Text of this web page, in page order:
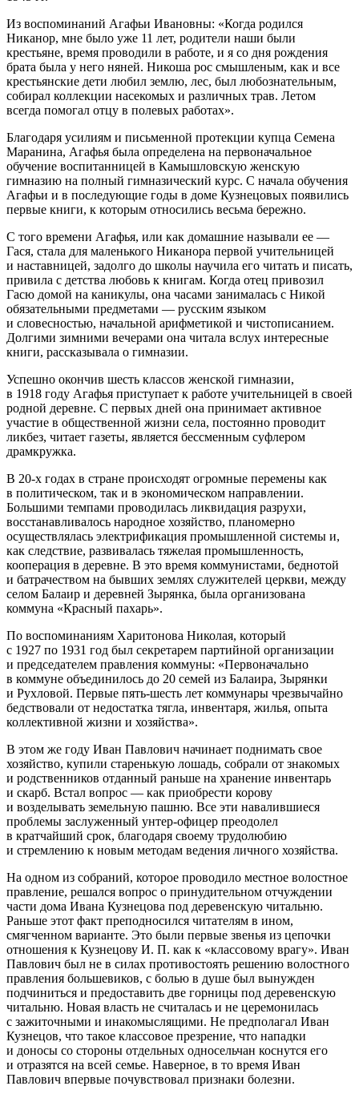
Из воспоминаний Агафьи Ивановны: «Когда родился
Никанор, мне было уже 11 лет, родители наши были
крестьяне, время проводили в работе, и я со дня рождения
брата была у него няней. Никоша рос смышленым, как и все
крестьянские дети любил землю, лес, был любознательным,
собирал коллекции насекомых и различных трав. Летом
всегда помогал отцу в полевых работах».
Благодаря усилиям и письменной протекции купца Семена
Маранина, Агафья была определена на первоначальное
обучение воспитанницей в Камышловскую женскую
гимназию на полный гимназический курс. С начала обучения
Агафьи и в последующие годы в доме Кузнецовых появились
первые книги, к которым относились весьма бережно.
С того времени Агафья, или как домашние называли ее —
Гася, стала для маленького Никанора первой учительницей
и наставницей, задолго до школы научила его читать и писать,
привила с детства любовь к книгам. Когда отец привозил
Гасю домой на каникулы, она часами занималась с Никой
обязательными предметами — русским языком
и словесностью, начальной арифметикой и чистописанием.
Долгими зимними вечерами она читала вслух интересные
книги, рассказывала о гимназии.
Успешно окончив шесть классов женской гимназии,
в 1918 году Агафья приступает к работе учительницей в своей
родной деревне. С первых дней она принимает активное
участие в общественной жизни села, постоянно проводит
ликбез, читает газеты, является бессменным суфлером
драмкружка.
В 20-х годах в стране происходят огромные перемены как
в политическом, так и в экономическом направлении.
Большими темпами проводилась ликвидация разрухи,
восстанавливалось народное хозяйство, планомерно
осуществлялась электрификация промышленной системы и,
как следствие, развивалась тяжелая промышленность,
кооперация в деревне. В это время коммунистами, беднотой
и батрачеством на бывших землях служителей церкви, между
селом Балаир и деревней Зырянка, была организована
коммуна «Красный пахарь».
По воспоминаниям Харитонова Николая, который
с 1927 по 1931 год был секретарем партийной организации
и председателем правления коммуны: «Первоначально
в коммуне объединилось до 20 семей из Балаира, Зырянки
и Рухловой. Первые пять-шесть лет коммунары чрезвычайно
бедствовали от недостатка тягла, инвентаря, жилья, опыта
коллективной жизни и хозяйства».
В этом же году Иван Павлович начинает поднимать свое
хозяйство, купили старенькую лошадь, собрали от знакомых
и родственников отданный раньше на хранение инвентарь
и скарб. Встал вопрос — как приобрести корову
и возделывать земельную пашню. Все эти навалившиеся
проблемы заслуженный унтер-офицер преодолел
в кратчайший срок, благодаря своему трудолюбию
и стремлению к новым методам ведения личного хозяйства.
На одном из собраний, которое проводило местное волостное
правление, решался вопрос о принудительном отчуждении
части дома Ивана Кузнецова под деревенскую читальню.
Раньше этот факт преподносился читателям в ином,
смягченном варианте. Это были первые звенья из цепочки
отношения к Кузнецову И. П. как к «классовому врагу». Иван
Павлович был не в силах противостоять решению волостного
правления большевиков, с болью в душе был вынужден
подчиниться и предоставить две горницы под деревенскую
читальню. Новая власть не считалась и не церемонилась
с зажиточными и инакомыслящими. Не предполагал Иван
Кузнецов, что такое классовое презрение, что нападки
и доносы со стороны отдельных односельчан коснутся его
и отразятся на всей семье. Наверное, в то время Иван
Павлович впервые почувствовал признаки болезни.